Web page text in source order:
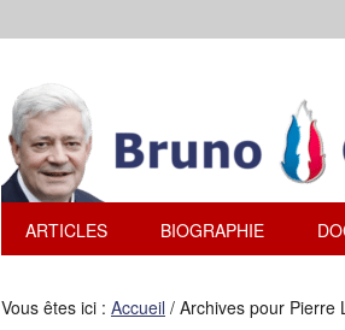
ARTICLES BIOGRAPHIE
Vous êtes ici : Accueil / Archives pour Pierre